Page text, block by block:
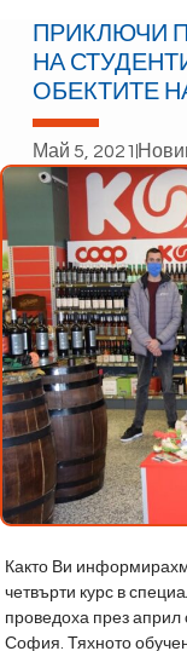
ПРИКЛЮЧИ
НА
ОБЕКТИТЕ
Май 5, 2021
Както Ви
четвърти курс в
проведоха през
София. Тяхното